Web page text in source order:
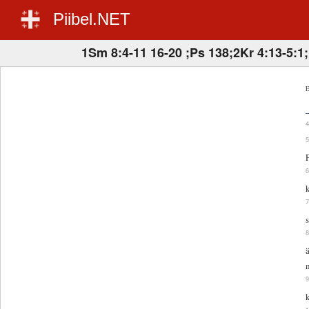
Piibel.NET
1Sm 8:4-11 16-20 ;Ps 138;2Kr 4:13-
4
5
6
7
8
9